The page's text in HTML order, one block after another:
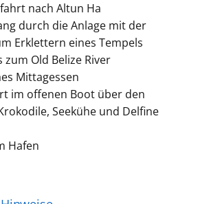
nach Altun Ha
durch die Anlage mit der
Erklettern eines Tempels
zum Old Belize River
Mittagessen
im offenen Boot über den
Seekühe und Delfine
Hafen